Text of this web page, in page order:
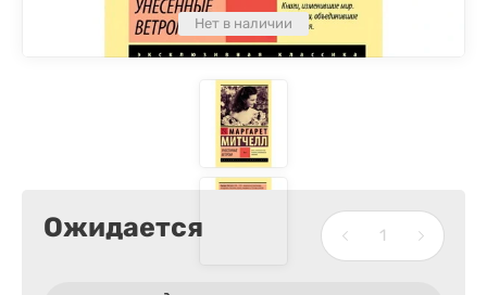
Нет в наличии
Ожидается